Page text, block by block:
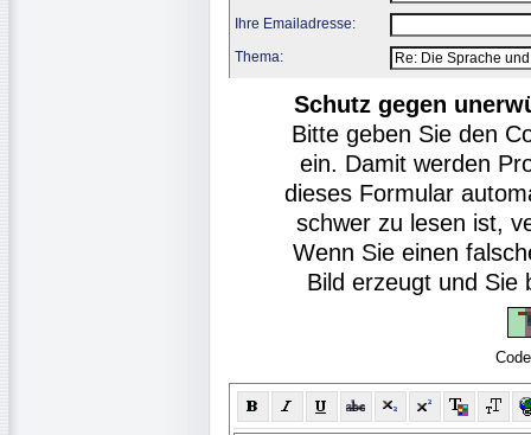
Ihre Emailadresse:
Thema:
Schutz gegen
Bitte geben Sie den
ein. Damit werden
dieses Formular
schwer zu lesen ist,
Wenn Sie einen
Bild erzeugt und Sie